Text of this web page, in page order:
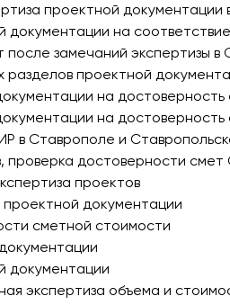
проектной
документации на
после замечаний экспертизы
разделов проектной
на
на
в Ставрополе и
проверка достоверности
проектов
проектной документации
сметной стоимости
документации
экспертиза объема и